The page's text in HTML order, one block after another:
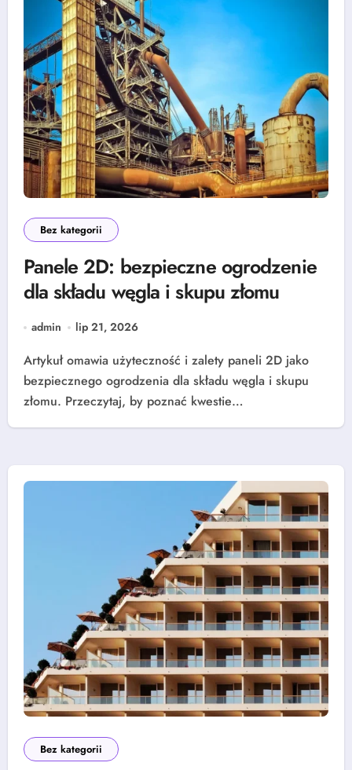
Bez kategorii
Panele 2D: bezpieczne ogrodzenie
dla składu węgla i skupu złomu
admin lip 21, 2026
Artykuł omawia użyteczność i zalety paneli 2D jako
bezpiecznego ogrodzenia dla składu węgla i skupu
złomu. Przeczytaj, by poznać kwestie…
Bez kategorii